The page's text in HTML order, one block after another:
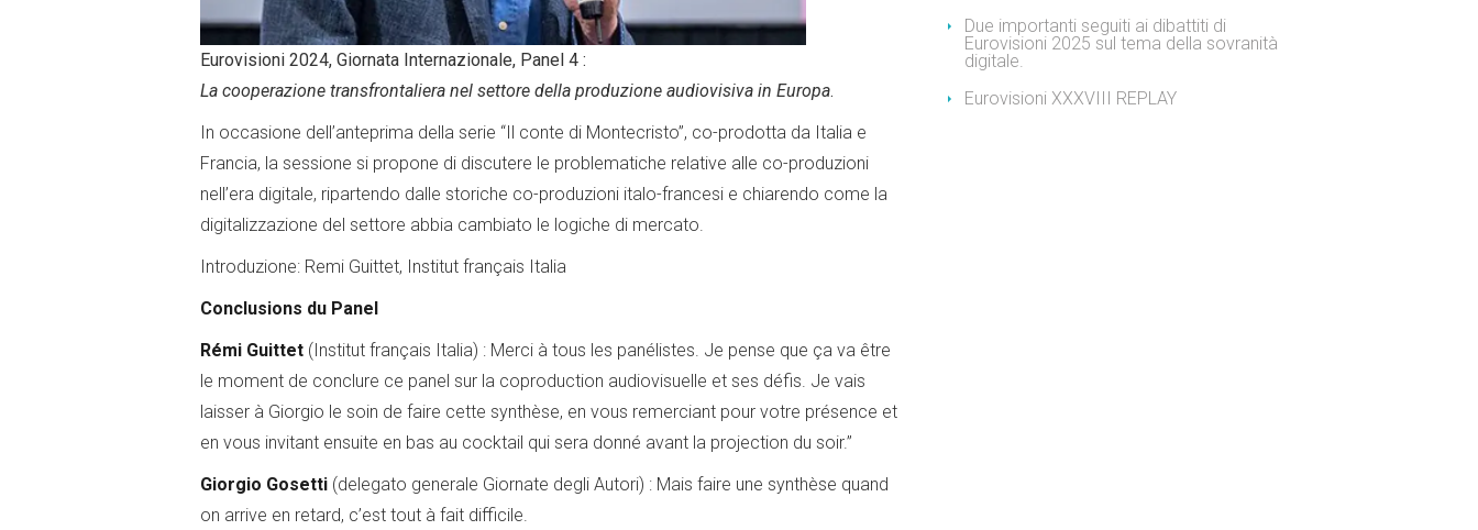
Eurovisioni 2024, Giornata Internazionale, Panel 4 :
La cooperazione transfrontaliera nel settore della produzione audiovisiva in Europa.
In occasione dell’anteprima della serie “Il conte di Montecristo”, co-prodotta da Italia e
Francia, la sessione si propone di discutere le problematiche relative alle co-produzioni
nell’era digitale, ripartendo dalle storiche co-produzioni italo-francesi e chiarendo come la
digitalizzazione del settore abbia cambiato le logiche di mercato.
Introduzione: Remi Guittet, Institut français Italia
Conclusions du Panel
Rémi Guittet (Institut français Italia) : Merci à tous les panélistes. Je pense que ça va être
le moment de conclure ce panel sur la coproduction audiovisuelle et ses défis. Je vais
laisser à Giorgio le soin de faire cette synthèse, en vous remerciant pour votre présence et
en vous invitant ensuite en bas au cocktail qui sera donné avant la projection du soir.”
Giorgio Gosetti (delegato generale Giornate degli Autori) : Mais faire une synthèse quand
on arrive en retard, c’est tout à fait difficile.
Due importanti seguiti ai dibattiti di
Eurovisioni 2025 sul tema della sovranità
digitale.
Eurovisioni XXXVIII REPLAY